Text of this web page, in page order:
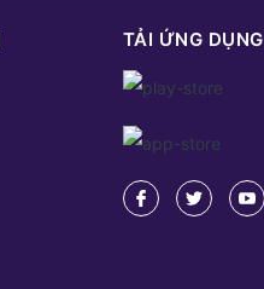
TẢI ỨNG DỤNG